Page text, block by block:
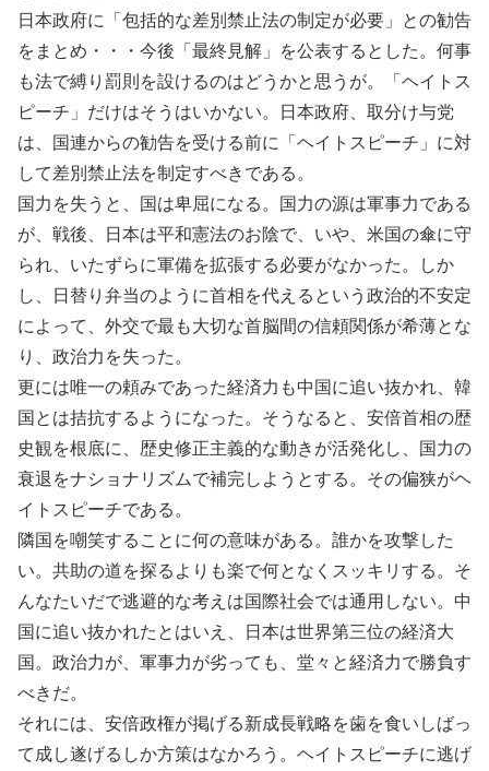
日本政府に「包括的な差別禁止法の制定が必要」との勧告
をまとめ・・・今後「最終見解」を公表するとした。何事
も法で縛り罰則を設けるのはどうかと思うが。「ヘイトス
ピーチ」だけはそうはいかない。日本政府、取分け与党
は、国連からの勧告を受ける前に「ヘイトスピーチ」に対
して差別禁止法を制定すべきである。
国力を失うと、国は卑屈になる。国力の源は軍事力である
が、戦後、日本は平和憲法のお陰で、いや、米国の傘に守
られ、いたずらに軍備を拡張する必要がなかった。しか
し、日替り弁当のように首相を代えるという政治的不安定
によって、外交で最も大切な首脳間の信頼関係が希薄とな
り、政治力を失った。
更には唯一の頼みであった経済力も中国に追い抜かれ、韓
国とは拮抗するようになった。そうなると、安倍首相の歴
史観を根底に、歴史修正主義的な動きが活発化し、国力の
衰退をナショナリズムで補完しようとする。その偏狭がヘ
イトスピーチである。
隣国を嘲笑することに何の意味がある。誰かを攻撃した
い。共助の道を探るよりも楽で何となくスッキリする。そ
んなたいだで逃避的な考えは国際社会では通用しない。中
国に追い抜かれたとはいえ、日本は世界第三位の経済大
国。政治力が、軍事力が劣っても、堂々と経済力で勝負す
べきだ。
それには、安倍政権が掲げる新成長戦略を歯を食いしばっ
て成し遂げるしか方策はなかろう。ヘイトスピーチに逃げ